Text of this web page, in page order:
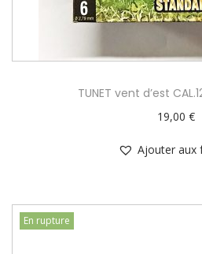
TUNET vent d’est
19,00 €
Ajouter aux
En rupture